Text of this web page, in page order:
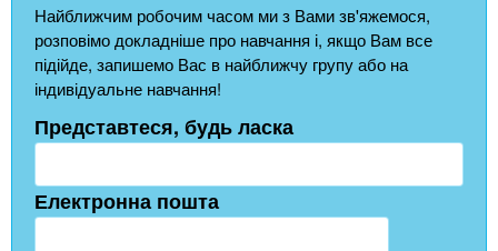
Найближчим робочим часом ми з Вами зв'яжемося,
розповімо докладніше про навчання і, якщо Вам все
підійде, запишемо Вас в найближчу групу або на
індивідуальне навчання!
Представтеся, будь ласка
Електронна пошта